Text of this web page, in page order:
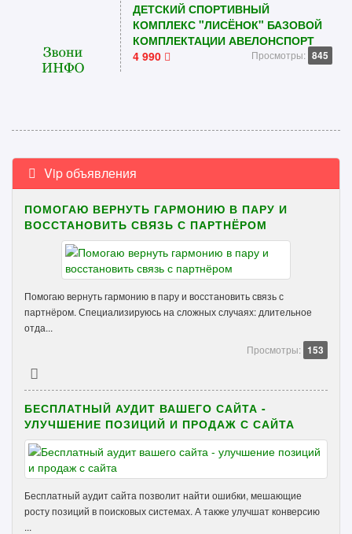
ДЕТСКИЙ СПОРТИВНЫЙ
КОМПЛЕКС "ЛИСЁНОК" БАЗОВОЙ
КОМПЛЕКТАЦИИ АВЕЛОНСПОРТ
4 990
Просмотры: 845
Vip объявления
ПОМОГАЮ ВЕРНУТЬ ГАРМОНИЮ В ПАРУ И
ВОССТАНОВИТЬ СВЯЗЬ С ПАРТНЁРОМ
Помогаю вернуть гармонию в пару и восстановить связь с
партнёром. Специализируюсь на сложных случаях: длительное
отда...
Просмотры: 153
БЕСПЛАТНЫЙ АУДИТ ВАШЕГО САЙТА -
УЛУЧШЕНИЕ ПОЗИЦИЙ И ПРОДАЖ С САЙТА
Бесплатный аудит сайта позволит найти ошибки, мешающие
росту позиций в поисковых системах. А также улучшат конверсию
...